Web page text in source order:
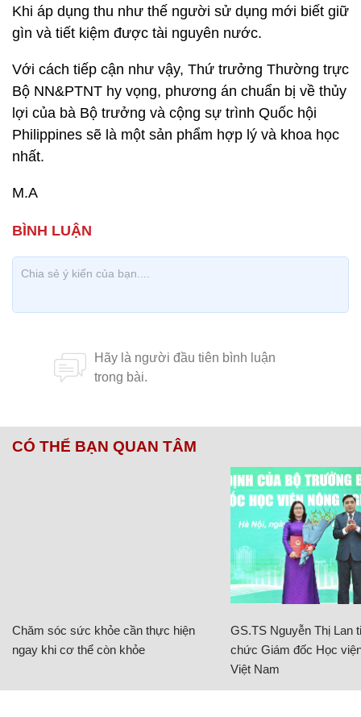
Khi áp dụng thu như thế người sử dụng mới biết giữ
gìn và tiết kiệm được tài nguyên nước.
Với cách tiếp cận như vậy, Thứ trưởng Thường trực
Bộ NN&PTNT hy vọng, phương án chuẩn bị về thủy
lợi của bà Bộ trưởng và cộng sự trình Quốc hội
Philippines sẽ là một sản phẩm hợp lý và khoa học
nhất.
M.A
CÓ THỂ BẠN QUAN TÂM
Chăm sóc sức khỏe cần thực hiện
ngay khi cơ thể còn khỏe
GS.TS Nguyễn Thị Lan
chức Giám đốc Học
Việt Nam